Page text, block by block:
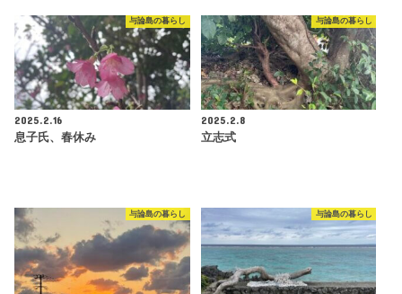
与論島の暮らし
2025.2.16
息子氏、春休み
与論島の暮らし
2025.2.8
立志式
与論島の暮らし 与論島の暮らし